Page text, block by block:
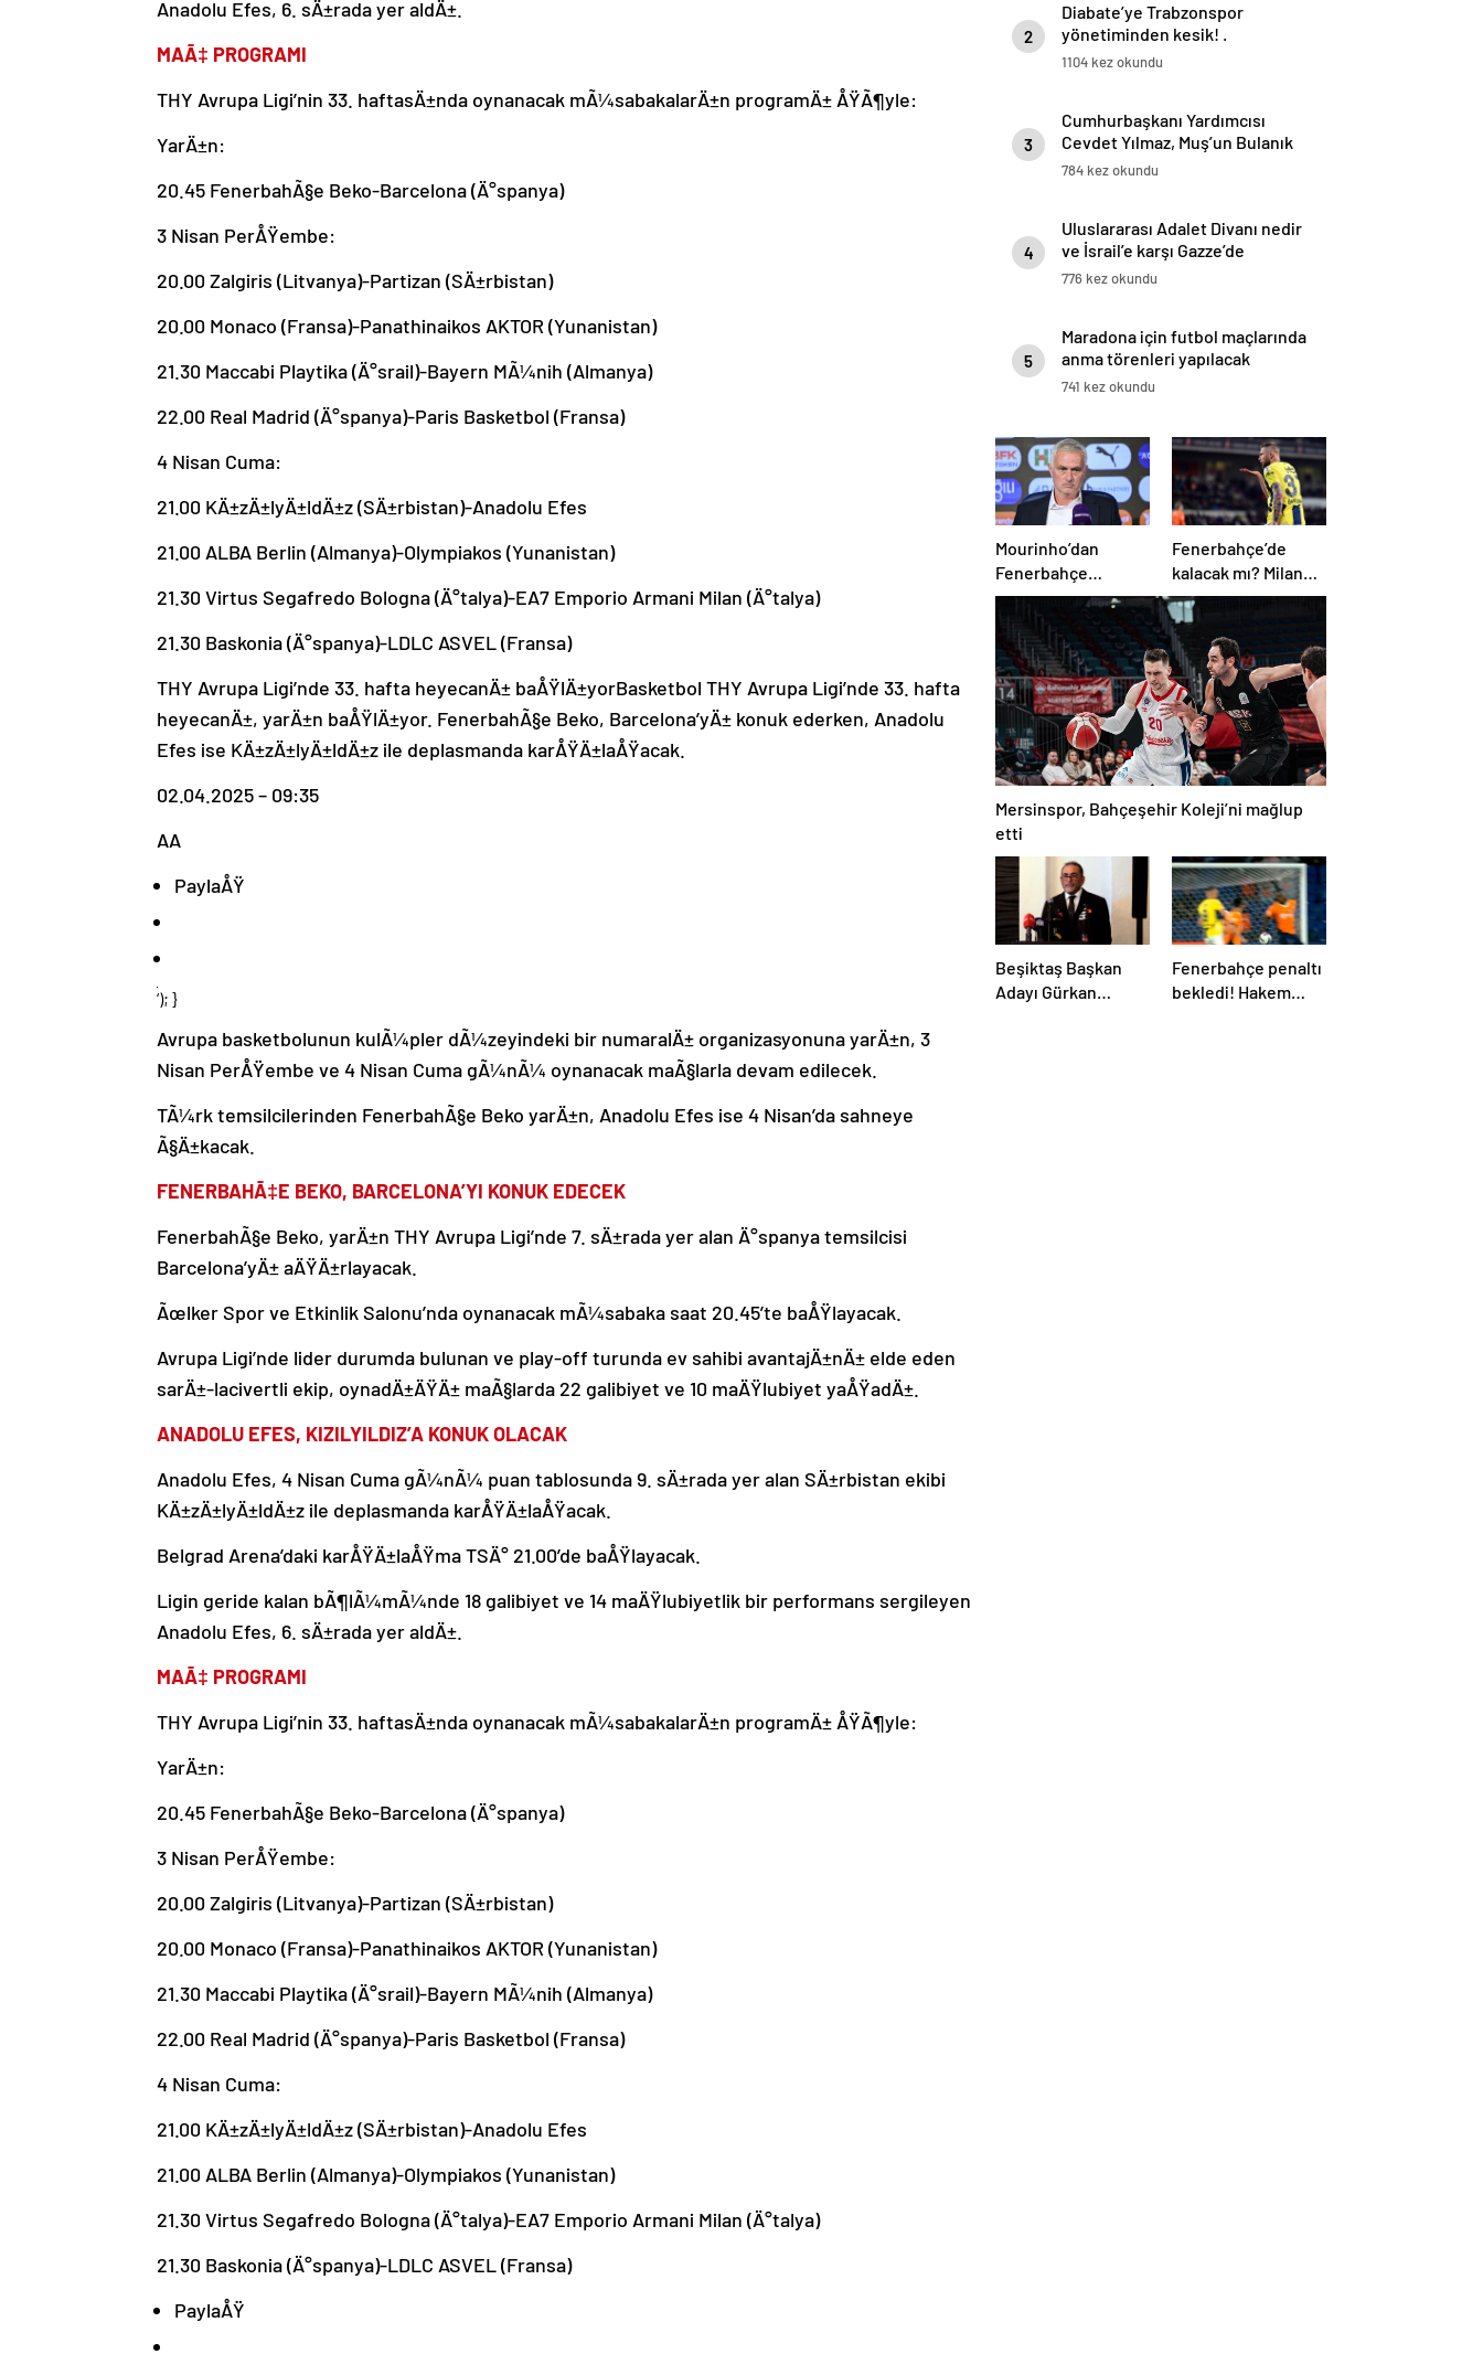
Anadolu Efes, 6. sÄ±rada yer aldÄ±.
MAÃ‡ PROGRAMI
THY Avrupa Ligi’nin 33. haftasÄ±nda oynanacak mÃ¼sabakalarÄ±n programÄ± ÅŸÃ¶yle:
YarÄ±n:
20.45 FenerbahÃ§e Beko-Barcelona (Ä°spanya)
3 Nisan PerÅŸembe:
20.00 Zalgiris (Litvanya)-Partizan (SÄ±rbistan)
20.00 Monaco (Fransa)-Panathinaikos AKTOR (Yunanistan)
21.30 Maccabi Playtika (Ä°srail)-Bayern MÃ¼nih (Almanya)
22.00 Real Madrid (Ä°spanya)-Paris Basketbol (Fransa)
4 Nisan Cuma:
21.00 KÄ±zÄ±lyÄ±ldÄ±z (SÄ±rbistan)-Anadolu Efes
21.00 ALBA Berlin (Almanya)-Olympiakos (Yunanistan)
21.30 Virtus Segafredo Bologna (Ä°talya)-EA7 Emporio Armani Milan (Ä°talya)
21.30 Baskonia (Ä°spanya)-LDLC ASVEL (Fransa)
THY Avrupa Ligi’nde 33. hafta heyecanÄ± baÅŸlÄ±yorBasketbol THY Avrupa Ligi’nde 33. hafta
heyecanÄ±, yarÄ±n baÅŸlÄ±yor. FenerbahÃ§e Beko, Barcelona’yÄ± konuk ederken, Anadolu
Efes ise KÄ±zÄ±lyÄ±ldÄ±z ile deplasmanda karÅŸÄ±laÅŸacak.
02.04.2025 – 09:35
AA
PaylaÅŸ
‘); }
Avrupa basketbolunun kulÃ¼pler dÃ¼zeyindeki bir numaralÄ± organizasyonuna yarÄ±n, 3
Nisan PerÅŸembe ve 4 Nisan Cuma gÃ¼nÃ¼ oynanacak maÃ§larla devam edilecek.
TÃ¼rk temsilcilerinden FenerbahÃ§e Beko yarÄ±n, Anadolu Efes ise 4 Nisan’da sahneye
Ã§Ä±kacak.
FENERBAHÃ‡E BEKO, BARCELONA’YI KONUK EDECEK
FenerbahÃ§e Beko, yarÄ±n THY Avrupa Ligi’nde 7. sÄ±rada yer alan Ä°spanya temsilcisi
Barcelona’yÄ± aÄŸÄ±rlayacak.
Ãœlker Spor ve Etkinlik Salonu’nda oynanacak mÃ¼sabaka saat 20.45’te baÅŸlayacak.
Avrupa Ligi’nde lider durumda bulunan ve play-off turunda ev sahibi avantajÄ±nÄ± elde eden
sarÄ±-lacivertli ekip, oynadÄ±ÄŸÄ± maÃ§larda 22 galibiyet ve 10 maÄŸlubiyet yaÅŸadÄ±.
ANADOLU EFES, KIZILYILDIZ’A KONUK OLACAK
Anadolu Efes, 4 Nisan Cuma gÃ¼nÃ¼ puan tablosunda 9. sÄ±rada yer alan SÄ±rbistan ekibi
KÄ±zÄ±lyÄ±ldÄ±z ile deplasmanda karÅŸÄ±laÅŸacak.
Belgrad Arena’daki karÅŸÄ±laÅŸma TSÄ° 21.00’de baÅŸlayacak.
Ligin geride kalan bÃ¶lÃ¼mÃ¼nde 18 galibiyet ve 14 maÄŸlubiyetlik bir performans sergileyen
Anadolu Efes, 6. sÄ±rada yer aldÄ±.
MAÃ‡ PROGRAMI
THY Avrupa Ligi’nin 33. haftasÄ±nda oynanacak mÃ¼sabakalarÄ±n programÄ± ÅŸÃ¶yle:
YarÄ±n:
20.45 FenerbahÃ§e Beko-Barcelona (Ä°spanya)
3 Nisan PerÅŸembe:
20.00 Zalgiris (Litvanya)-Partizan (SÄ±rbistan)
20.00 Monaco (Fransa)-Panathinaikos AKTOR (Yunanistan)
21.30 Maccabi Playtika (Ä°srail)-Bayern MÃ¼nih (Almanya)
22.00 Real Madrid (Ä°spanya)-Paris Basketbol (Fransa)
4 Nisan Cuma:
21.00 KÄ±zÄ±lyÄ±ldÄ±z (SÄ±rbistan)-Anadolu Efes
21.00 ALBA Berlin (Almanya)-Olympiakos (Yunanistan)
21.30 Virtus Segafredo Bologna (Ä°talya)-EA7 Emporio Armani Milan (Ä°talya)
21.30 Baskonia (Ä°spanya)-LDLC ASVEL (Fransa)
PaylaÅŸ
2
Diabate’ye Trabzonspor
yönetiminden kesik! .
1104 kez okundu
3
Cumhurbaşkanı Yardımcısı
Cevdet Yılmaz, Muş’un Bulanık
ilçesinde halka hitap etti
784 kez okundu
4
Uluslararası Adalet Divanı nedir
ve İsrail’e karşı Gazze’de
soykırım davası neden bu
776 kez okundu
5
Maradona için futbol maçlarında
anma törenleri yapılacak
741 kez okundu
Mourinho’dan
Fenerbahçe
sorusuna kaçamak
yanıt: Bu soruyu
anlamadım
Fenerbahçe’de
kalacak mı? Milan
Skriniar, geleceği
hakkında konuştu
Mersinspor, Bahçeşehir Koleji’ni mağlup
etti
Beşiktaş Başkan
Adayı Gürkan
Fenerbahçe penaltı
bekledi! Hakem